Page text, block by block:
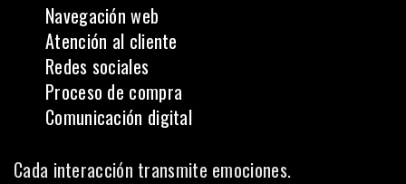
Navegación web
Atención al cliente
Redes sociales
Proceso de compra
Comunicación digital
Cada interacción transmite emociones.